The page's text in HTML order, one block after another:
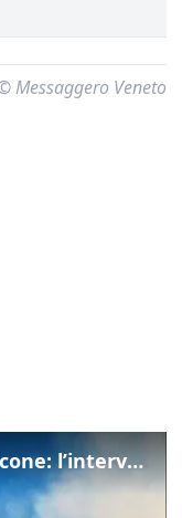
Messaggero Veneto
Incendio tra Duino e Monfalcone: l’intervento dei vigili del fuoco